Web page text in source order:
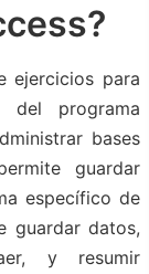
ejercicios para
del programa
bases
guardar
específico de
guardar datos,
y resumir